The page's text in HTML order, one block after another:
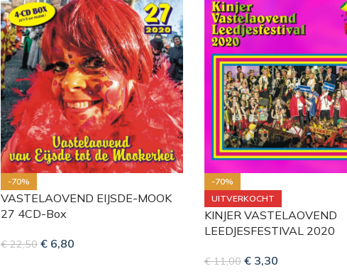
-70%
VASTELAOVEND EIJSDE-MOOK
27 4CD-Box
€22,50 € 6,80
-70%
UITVERKOCHT
KINJER VASTELAOVEND
LEEDJESFESTIVAL 2020
€11,00 €3,30